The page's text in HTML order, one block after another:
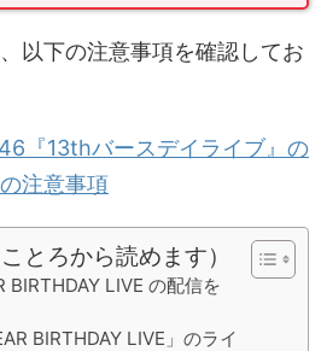
以下の注意事項を確認してお
『13thバースデイライブ』の
注意事項
とろから読めます）
BIRTHDAY LIVE の配信を
BIRTHDAY LIVE」のライ